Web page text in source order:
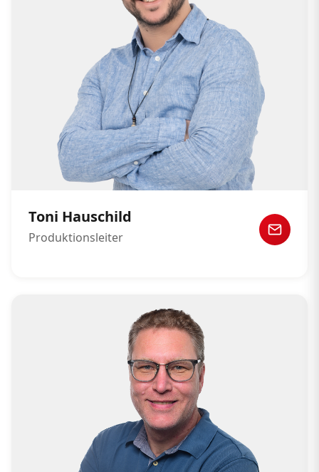
Toni Hauschild
Produktionsleiter